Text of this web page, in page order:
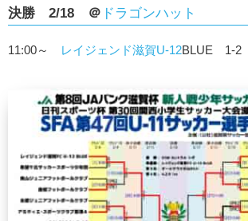
決勝 2/18 ＠ ドラゴンハット
11:00～ レイジェンド滋賀U-12BLUE 1-2